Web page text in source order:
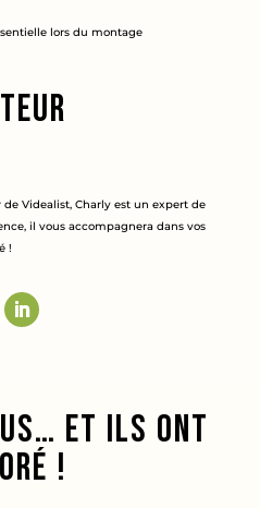
lors du montage
Videalist, Charly est un expert de
il vous accompagnera dans vos
!
et ils ont
!